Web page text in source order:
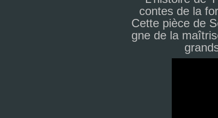
contes de la
Cette pièce de
gne de la